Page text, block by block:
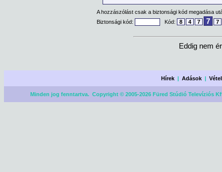
A hozzászólást csak a biztonsági kód megadása
Biztonsági kód:
Kód: 8 4 7 7 7
Eddig nem
Hírek |Adások |
Minden jog fenntartva. Copyright © 2005-2026 Füred Stúdió Televíziós